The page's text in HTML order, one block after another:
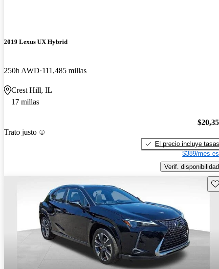
2019 Lexus UX Hybrid
250h AWD 111,485 millas
Crest Hill, IL
17 millas
Trato justo
El precio incluye tasas
$389/mes
Verif. disponibilidad